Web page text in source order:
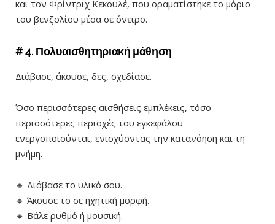
και τον Φρίντριχ Κεκουλέ, που οραματίστηκε το μόριο
του βενζολίου μέσα σε όνειρο.
# 4. Πολυαισθητηριακή μάθηση
Διάβασε, άκουσε, δες, σχεδίασε.
Όσο περισσότερες αισθήσεις εμπλέκεις, τόσο
περισσότερες περιοχές του εγκεφάλου
ενεργοποιούνται, ενισχύοντας την κατανόηση και τη
μνήμη.
🔸 Διάβασε το υλικό σου.
🔸 Άκουσε το σε ηχητική μορφή.
🔸 Βάλε ρυθμό ή μουσική.